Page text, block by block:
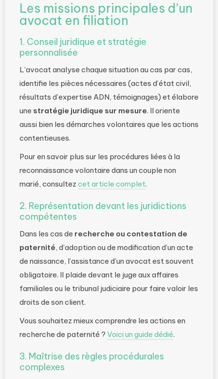
Les missions principales d’un
avocat en filiation
1. Conseil juridique et stratégie
personnalisée
L’avocat analyse chaque situation au cas par cas,
identifie les pièces nécessaires (actes d’état civil,
résultats d’expertise ADN, témoignages) et élabore
une stratégie juridique sur mesure. Il oriente
aussi bien les démarches volontaires que les actions
contentieuses.
Pour en savoir plus sur les procédures liées à la
reconnaissance volontaire dans un couple non
marié, consultez cet article complet.
2. Représentation devant les juridictions
compétentes
Dans les cas de recherche ou contestation de
paternité, d’adoption ou de modification d’un acte
de naissance, l’assistance d’un avocat est souvent
obligatoire. Il plaide devant le juge aux affaires
familiales ou le tribunal judiciaire pour faire valoir les
droits de son client.
Vous souhaitez mieux comprendre les actions en
recherche de paternité ? Voici un guide dédié.
3. Maîtrise des règles procédurales
complexes